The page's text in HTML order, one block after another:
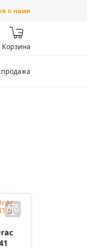
с нами
Корзина